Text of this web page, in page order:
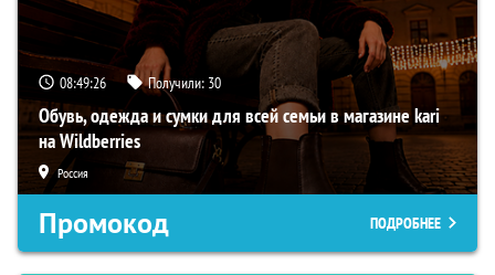
08:49:25 Получили: 30
Обувь, одежда и сумки для всей семьи в магазине kari
на Wildberries
Россия
Промокод ПОДРОБНЕЕ